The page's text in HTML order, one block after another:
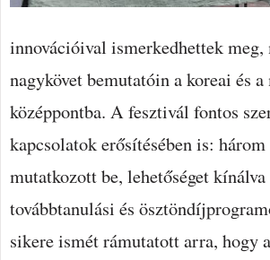
innovációival ismerkedhettek
nagykövet bemutatóin a koreai és
középpontba. A fesztivál fontos
kapcsolatok erősítésében is:
mutatkozott be, lehetőséget
továbbtanulási és
sikere ismét rámutatott arra, hogy